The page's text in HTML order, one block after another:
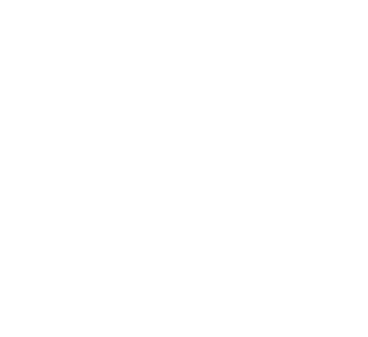
dass für die Anmeldung an
nicht der alte Schulaccount
wird.
die vorhandenen
Office»-Programme.